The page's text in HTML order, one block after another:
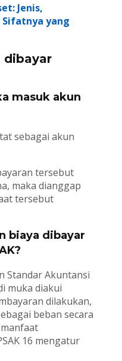
Jenis,
Sifatnya yang
dibayar
masuk akun
sebagai akun
tersebut
maka dianggap
tersebut
biaya dibayar
Standar Akuntansi
muka diakui
dilakukan,
beban secara
16 mengatur